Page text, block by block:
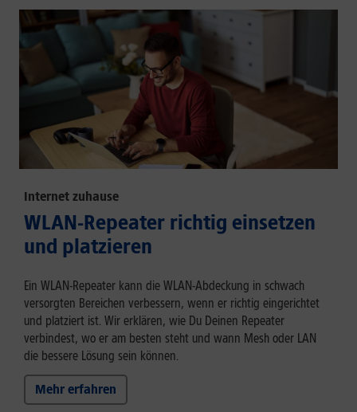
Internet zuhause
WLAN-Repeater richtig einsetzen
und platzieren
Ein WLAN-Repeater kann die WLAN-Abdeckung in schwach
versorgten Bereichen verbessern, wenn er richtig eingerichtet
und platziert ist. Wir erklären, wie Du Deinen Repeater
verbindest, wo er am besten steht und wann Mesh oder LAN
die bessere Lösung sein können.
Mehr erfahren